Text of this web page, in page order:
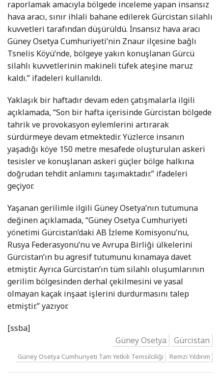
raporlamak amacıyla bölgede inceleme yapan insansız
hava aracı, sınır ihlali bahane edilerek Gürcistan silahlı
kuvvetleri tarafından düşürüldü. İnsansız hava aracı
Güney Osetya Cumhuriyeti’nin Znaur ilçesine bağlı
Tsnelis Köyü’nde, bölgeye yakın konuşlanan Gürcü
silahlı kuvvetlerinin makineli tüfek ateşine maruz
kaldı.” ifadeleri kullanıldı.
Yaklaşık bir haftadır devam eden çatışmalarla ilgili
açıklamada, “Son bir hafta içerisinde Gürcistan bölgede
tahrik ve provokasyon eylemlerini artırarak
sürdürmeye devam etmektedir. Yüzlerce insanın
yaşadığı köye 150 metre mesafede oluşturulan askeri
tesisler ve konuşlanan askeri güçler bölge halkına
doğrudan tehdit anlamını taşımaktadır.” ifadeleri
geçiyor.
Yaşanan gerilimle ilgili Güney Osetya’nın tutumuna
değinen açıklamada, “Güney Osetya Cumhuriyeti
yönetimi Gürcistan’daki AB İzleme Komisyonu’nu,
Rusya Federasyonu’nu ve Avrupa Birliği ülkelerini
Gürcistan’ın bu agresif tutumunu kınamaya davet
etmiştir. Ayrıca Gürcistan’ın tüm silahlı oluşumlarının
gerilim bölgesinden derhal çekilmesini ve yasal
olmayan kaçak inşaat işlerini durdurmasını talep
etmiştir.” yazıyor.
[ssba]
Güney Osetya
Gürcistan
Güney Osetya Cumhuriyeti Tam Yetkili Temsilciliği Remzi Yıldırım